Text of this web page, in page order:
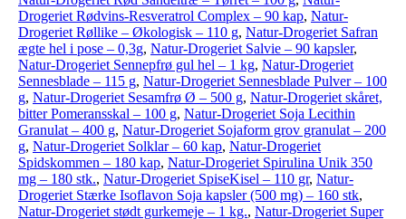
Drogeriet Rødvins-Resveratrol Complex – 90 kap, Natur-
Drogeriet Røllike – Økologisk – 110 g, Natur-Drogeriet Safran
ægte hel i pose – 0,3g, Natur-Drogeriet Salvie – 90 kapsler,
Natur-Drogeriet Sennepfrø gul hel – 1 kg, Natur-Drogeriet
Sennesblade – 115 g, Natur-Drogeriet Sennesblade Pulver – 100
g, Natur-Drogeriet Sesamfrø Ø – 500 g, Natur-Drogeriet skåret,
bitter Pomeransskal – 100 g, Natur-Drogeriet Soja Lecithin
Granulat – 400 g, Natur-Drogeriet Sojaform grov granulat – 200
g, Natur-Drogeriet Solklar – 60 kap, Natur-Drogeriet
Spidskommen – 180 kap, Natur-Drogeriet Spirulina Unik 350
mg – 180 stk., Natur-Drogeriet SpiseKisel – 110 gr, Natur-
Drogeriet Stærke Isoflavon Soja kapsler (500 mg) – 160 stk,
Natur-Drogeriet stødt gurkemeje – 1 kg., Natur-Drogeriet Super